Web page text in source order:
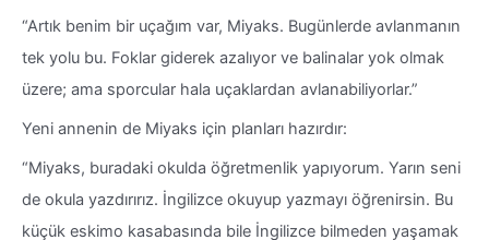
“Artık benim bir uçağım var, Miyaks. Bugünlerde avlanmanın
tek yolu bu. Foklar giderek azalıyor ve balinalar yok olmak
üzere; ama sporcular hala uçaklardan avlanabiliyorlar.”
Yeni annenin de Miyaks için planları hazırdır:
“Miyaks, buradaki okulda öğretmenlik yapıyorum. Yarın seni
de okula yazdırırız. İngilizce okuyup yazmayı öğrenirsin. Bu
küçük eskimo kasabasında bile İngilizce bilmeden yaşamak